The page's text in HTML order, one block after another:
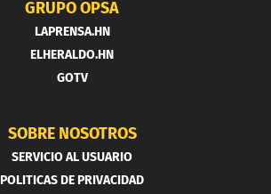
GRUPO OPSA
LAPRENSA.HN
ELHERALDO.HN
GOTV
SOBRE NOSOTROS
SERVICIO AL USUARIO
POLITICAS DE PRIVACIDAD